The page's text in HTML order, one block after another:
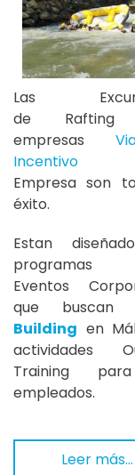
Las
de Rafting
empresas
Incentivo
Empresa son
éxito.
Estan
programas
Eventos
que buscan
Building en
actividades
Training
empleados.
Leer más…